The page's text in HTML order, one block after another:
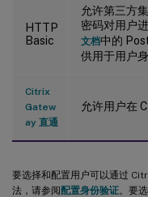
HTTP
Basic
允许第三方
密码对用户
文档中的
供用于用户
Citrix
Gatew
ay 直通
允许用户在
要选择和配置用户可以通过
法，请参阅配置身份验证。要